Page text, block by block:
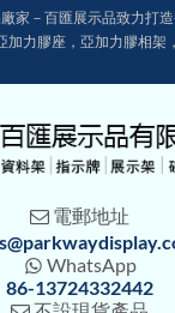
家－百匯展示品致力打
加力膠座，亞加力膠相架
 電郵地址
 WhatsApp
86-13724332442